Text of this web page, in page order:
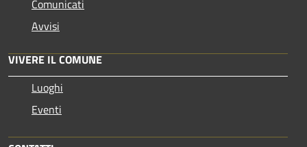
Comunicati
Avvisi
VIVERE IL COMUNE
Luoghi
Eventi